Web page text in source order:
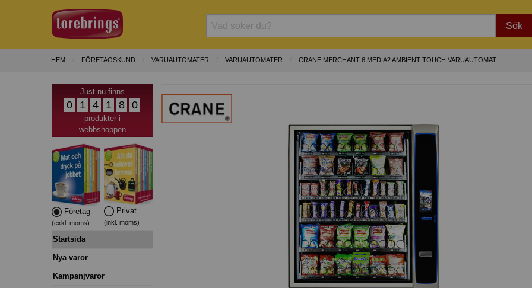
Sök
HEM FÖRETAGSKUND VARUAUTOMATER VARUAUTOMATER CRANE MERCHANT 6 MEDIA2 AMBIENT TOUCH VARUAUTOMAT
Just nu finns
0 1 4 1 8 0
produkter i
webbshoppen
Företag
(exkl. moms)
Privat
(inkl. moms)
Startsida
Nya varor
Kampanjvaror